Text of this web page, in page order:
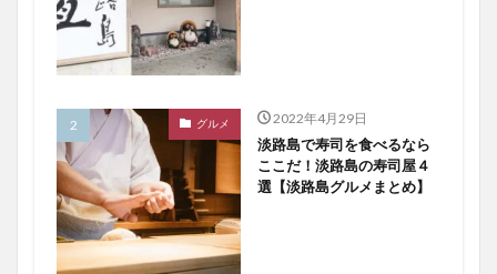
グルメ 2022年4月29日
淡路島で寿司を食べるなら
ここだ！淡路島の寿司屋４
選【淡路島グルメまとめ】